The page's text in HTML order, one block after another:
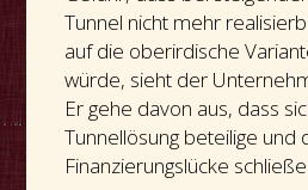
Tunnel nicht mehr
auf die oberirdische
würde, sieht der
Er gehe davon aus, dass
Tunnellösung beteilige und
Finanzierungslücke schließe.